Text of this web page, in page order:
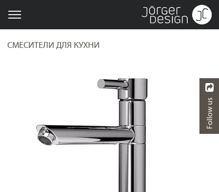
СМЕСИТЕЛИ ДЛЯ КУХНИ
Follow us